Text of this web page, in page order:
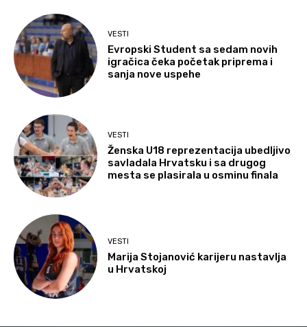
VESTI
Evropski Student sa sedam novih
igračica čeka početak priprema i
sanja nove uspehe
VESTI
Ženska U18 reprezentacija ubedljivo
savladala Hrvatsku i sa drugog
mesta se plasirala u osminu finala
VESTI
Marija Stojanović karijeru nastavlja
u Hrvatskoj